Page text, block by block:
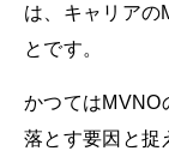
は、キャリアの
とです。
かつてはMVNO
落とす要因と捉